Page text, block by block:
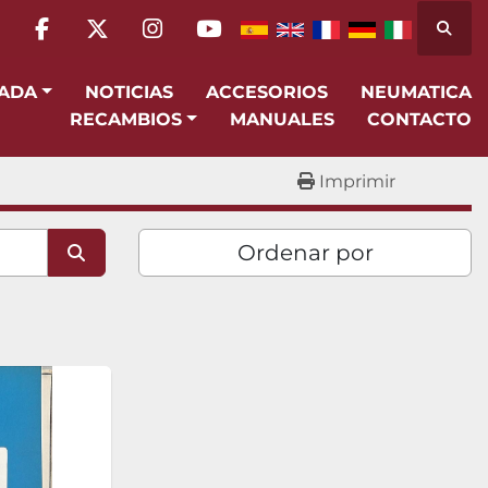
facebook
twitterinstagram
youtube
NOTICIAS ACCESORIOS
NEUMATICA
RECAMBIOS
MANUALES CONTACTO
Imprimir
Ordenar por